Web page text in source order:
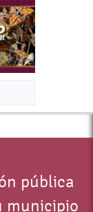
pública
municipio